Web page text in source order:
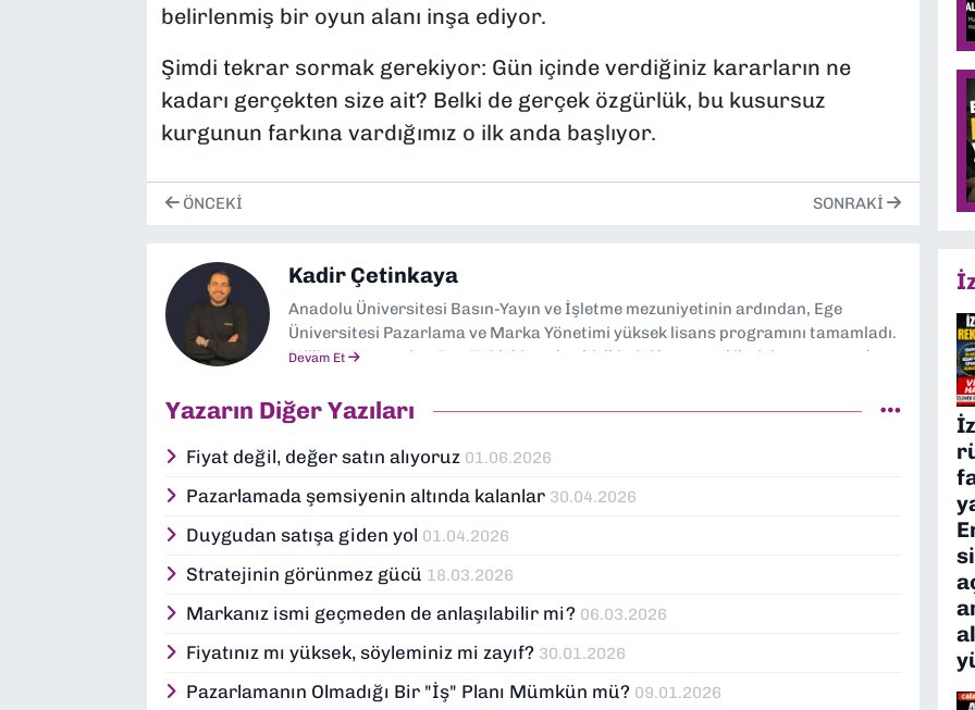
belirlenmiş bir oyun alanı inşa ediyor.
Şimdi tekrar sormak gerekiyor: Gün içinde verdiğiniz kararların ne
kadarı gerçekten size ait? Belki de gerçek özgürlük, bu kusursuz
kurgunun farkına vardığımız o ilk anda başlıyor.
ÖNCEKI SONRAKI
Kadir Çetinkaya
Anadolu Üniversitesi Basın-Yayın ve İşletme mezuniyetinin ardından, Ege
Üniversitesi Pazarlama ve Marka Yönetimi yüksek lisans programını tamamladı.
Milliyet Gazetesi ve Ben TV’deki medya birikimini kurumsal iletişime taşıyarak;
Devam Et
Yazarın Diğer Yazıları
Fiyat değil, değer satın alıyoruz 01.06.2026
Pazarlamada şemsiyenin altında kalanlar 30.04.2026
Duygudan satışa giden yol 01.04.2026
Stratejinin görünmez gücü 18.03.2026
Markanız ismi geçmeden de anlaşılabilir mi? 06.03.2026
Fiyatınız mı yüksek, söyleminiz mi zayıf? 30.01.2026
Pazarlamanın Olmadığı Bir "İş" Planı Mümkün mü? 09.01.2026